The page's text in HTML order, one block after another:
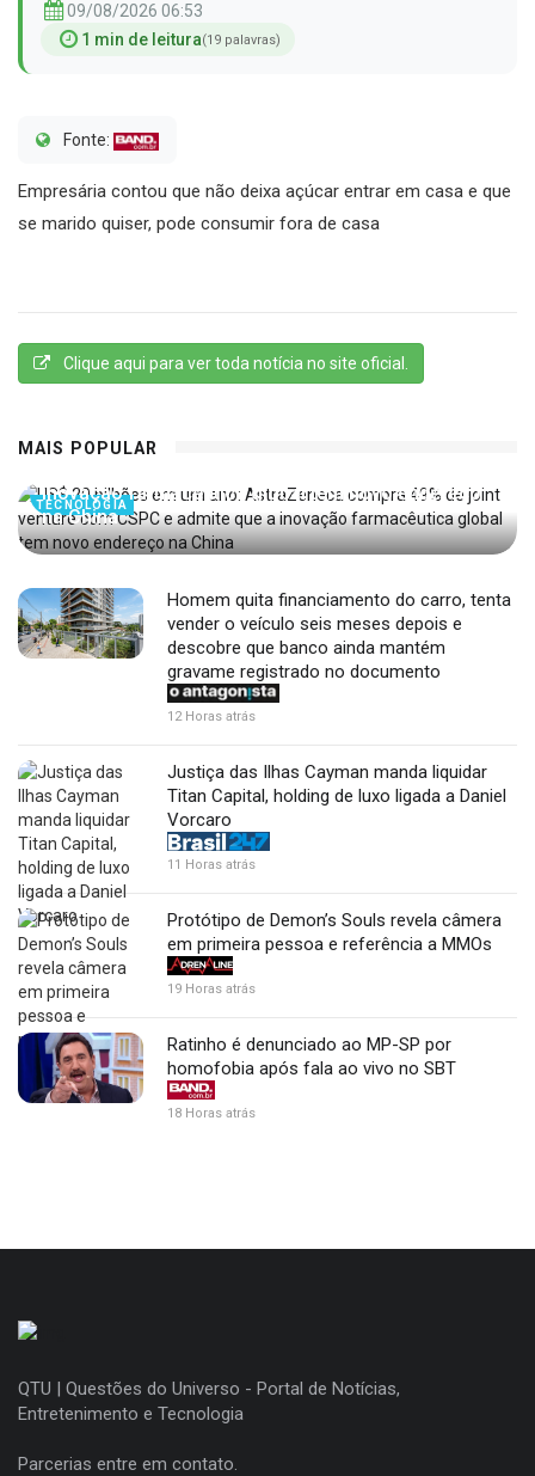
09/08/2026 06:53
1 min de leitura(19 palavras)
Fonte:
Empresária contou que não deixa açúcar entrar em casa e que
se marido quiser, pode consumir fora de casa
Clique aqui para ver toda notícia no site oficial.
MAIS POPULAR
TECNOLOGIA
US$ 20 bilhões em um ano: AstraZeneca compra
inovação farmacêutica global tem novo endereço
na China
Homem quita financiamento do carro, tenta
vender o veículo seis meses depois e
descobre que banco ainda mantém
gravame registrado no documento
12 Horas atrás
Justiça das Ilhas Cayman manda liquidar
Titan Capital, holding de luxo ligada a Daniel
Vorcaro
11 Horas atrás
Protótipo de Demon’s Souls revela câmera
em primeira pessoa e referência a MMOs
19 Horas atrás
Ratinho é denunciado ao MP-SP por
homofobia após fala ao vivo no SBT
18 Horas atrás
QTU | Questões do Universo - Portal de Notícias,
Entretenimento e Tecnologia
Parcerias entre em contato.